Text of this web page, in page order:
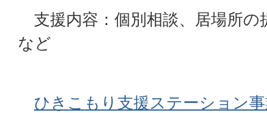
支援内容：個別相談、居場所の
など
ひきこもり支援ステーション